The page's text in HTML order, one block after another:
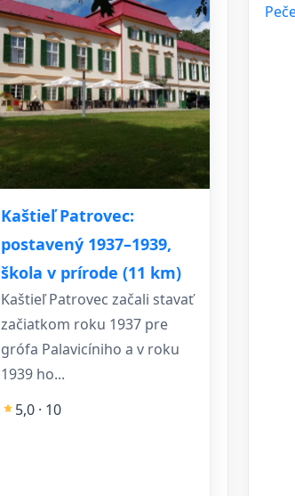
Kaštieľ Patrovec:
postavený 1937–1939,
škola v prírode (11 km)
Kaštieľ Patrovec začali stavať
začiatkom roku 1937 pre
grófa Palavicíniho a v roku
1939 ho...
5,0 · 10